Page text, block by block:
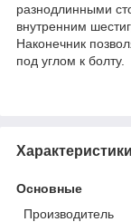
разнодлинными
внутренним
Наконечник
под углом к болту.
Характеристики
Основные
Производитель